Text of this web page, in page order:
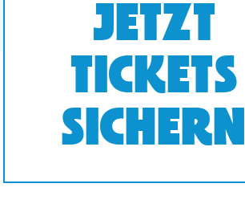
JETZT
TICKETS
SICHERN